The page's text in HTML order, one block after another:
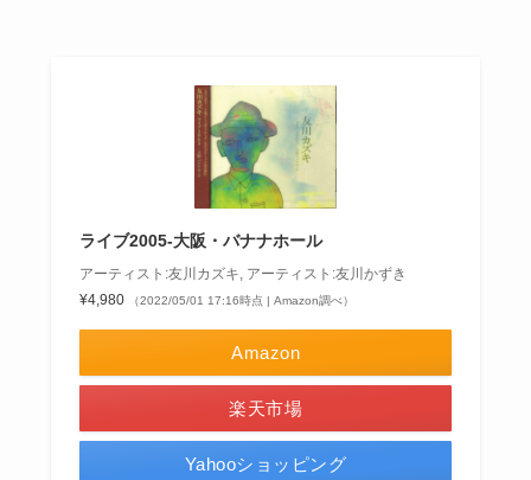
ライブ2005-大阪・バナナホール
アーティスト:友川カズキ, アーティスト:友川かずき
¥4,980
（2022/05/01 17:16時点 | Amazon調べ）
Amazon
楽天市場
Yahooショッピング